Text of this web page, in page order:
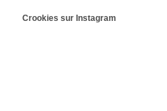
Crookies sur Instagram